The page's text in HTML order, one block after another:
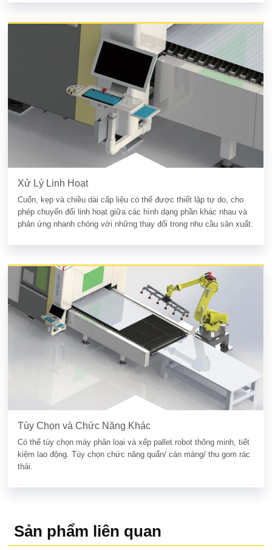
Xử Lý Linh Hoạt
Cuốn, kẹp và chiều dài cấp liệu có thể được thiết lập tự do, cho
phép chuyển đổi linh hoạt giữa các hình dạng phần khác nhau và
phản ứng nhanh chóng với những thay đổi trong nhu cầu sản xuất.
Tùy Chọn và Chức Năng Khác
Có thể tùy chọn máy phân loại và xếp pallet robot thông minh, tiết
kiệm lao động. Tùy chọn chức năng quấn/ cán màng/ thu gom rác
thải.
Sản phẩm liên quan